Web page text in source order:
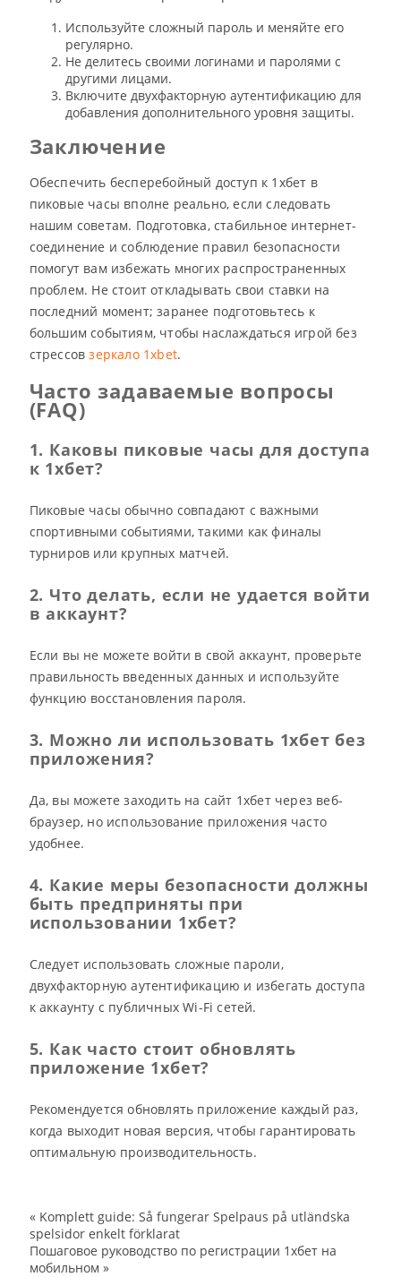
Используйте сложный пароль и меняйте его
регулярно.
Не делитесь своими логинами и паролями с
другими лицами.
Включите двухфакторную аутентификацию для
добавления дополнительного уровня защиты.
Заключение
Обеспечить бесперебойный доступ к 1хбет в
пиковые часы вполне реально, если следовать
нашим советам. Подготовка, стабильное интернет-
соединение и соблюдение правил безопасности
помогут вам избежать многих распространенных
проблем. Не стоит откладывать свои ставки на
последний момент; заранее подготовьтесь к
большим событиям, чтобы наслаждаться игрой без
стрессовзеркало 1xbet.
Часто задаваемые вопросы
(FAQ)
1. Каковы пиковые часы для доступа
к 1хбет?
Пиковые часы обычно совпадают с важными
спортивными событиями, такими как финалы
турниров или крупных матчей.
2. Что делать, если не удается войти
в аккаунт?
Если вы не можете войти в свой аккаунт, проверьте
правильность введенных данных и используйте
функцию восстановления пароля.
3. Можно ли использовать 1хбет без
приложения?
Да, вы можете заходить на сайт 1хбет через веб-
браузер, но использование приложения часто
удобнее.
4. Какие меры безопасности должны
быть предприняты при
использовании 1хбет?
Следует использовать сложные пароли,
двухфакторную аутентификацию и избегать доступа
к аккаунту с публичных Wi-Fi сетей.
5. Как часто стоит обновлять
приложение 1хбет?
Рекомендуется обновлять приложение каждый раз,
когда выходит новая версия, чтобы гарантировать
оптимальную производительность.
« Komplett guide: Så fungerar Spelpaus på utländska
spelsidor enkelt förklarat
Пошаговое руководство по регистрации 1хбет на
мобильном »